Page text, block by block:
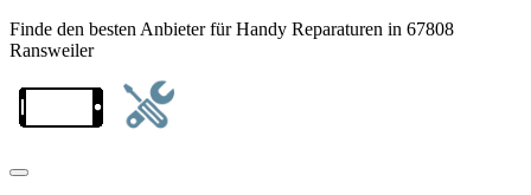
Finde den besten Anbieter für Handy Reparaturen in 67808
Ransweiler